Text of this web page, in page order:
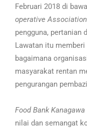
Februari 2018 di
operative Association
pengguna, pertanian
Lawatan itu
bagaimana
masyarakat rentan
pengurangan
Food Bank Kanagawa
nilai dan semangat